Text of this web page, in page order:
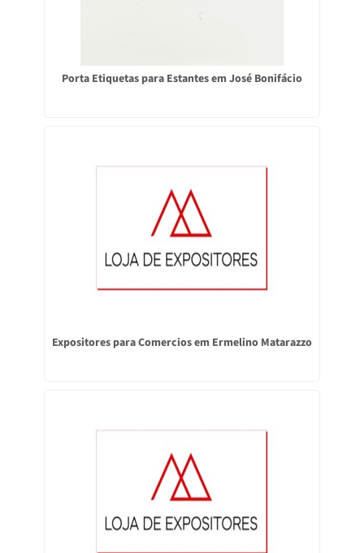
Porta Etiquetas para Estantes em José Bonifácio
Expositores para Comercios em Ermelino Matarazzo